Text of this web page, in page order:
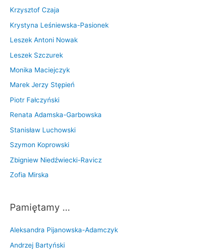
Krzysztof Czaja
Krystyna Leśniewska-Pasionek
Leszek Antoni Nowak
Leszek Szczurek
Monika Maciejczyk
Marek Jerzy Stępień
Piotr Fałczyński
Renata Adamska-Garbowska
Stanisław Luchowski
Szymon Koprowski
Zbigniew Niedźwiecki-Ravicz
Zofia Mirska
Pamiętamy …
Aleksandra Pijanowska-Adamczyk
Andrzej Bartyński